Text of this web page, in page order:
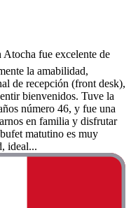
Atocha fue excelente de
la amabilidad,
de recepción (front desk),
bienvenidos. Tuve la
número 46, y fue una
en familia y disfrutar
matutino es muy
ideal...